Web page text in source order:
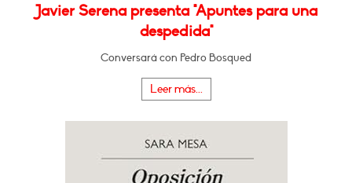
Javier Serena presenta "Apuntes para una
despedida"
Conversará con Pedro Bosqued
Leer más...